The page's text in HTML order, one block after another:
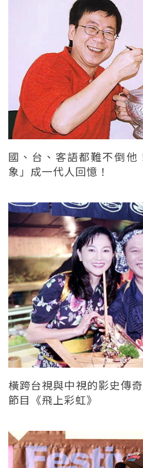
國、台、客語都難不倒他
象」成一代人回憶！
橫跨台視與中視的影史傳
節目《飛上彩虹》